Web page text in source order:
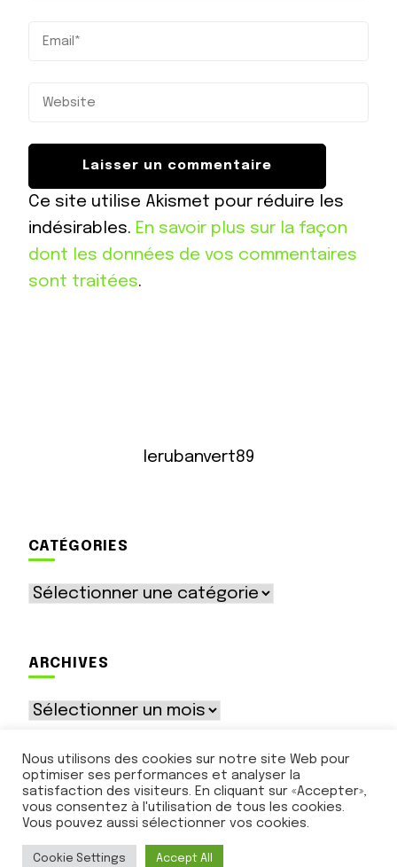
Ce site utilise Akismet pour réduire les
indésirables. En savoir plus sur la façon
dont les données de vos commentaires
sont traitées.
lerubanvert89
CATÉGORIES
Catégories
ARCHIVES
Archives
© Le Ruban Vert - 12 rue des Tourelles - 89500
Rousson - contact@lerubanvert.net
Nous utilisons des cookies sur notre site Web pour
optimiser ses performances et analyser la
satisfaction des visiteurs. En cliquant sur «Accepter»,
vous consentez à l'utilisation de tous les cookies.
Vous pouvez aussi sélectionner vos cookies.
Cookie Settings Accept All